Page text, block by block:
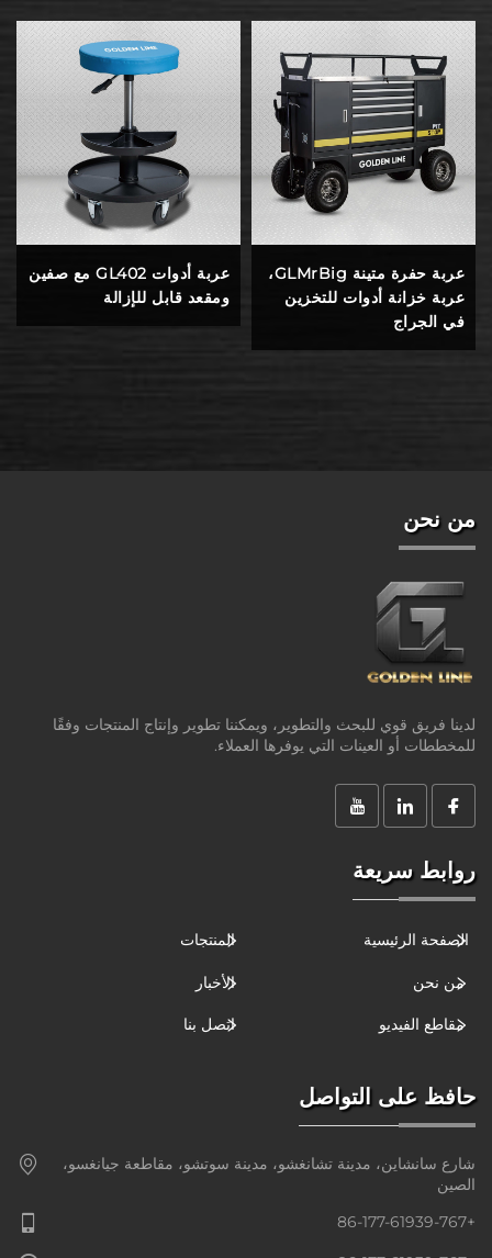
عربة حفرة متينة GLMrBig،
عربة خزانة أدوات للتخزين
في الجراج
عربة أدوات GL402 مع صفين
ومقعد قابل للإزالة
من نحن
لدينا فريق قوي للبحث والتطوير، ويمكننا تطوير وإنتاج المنتجات وفقًا
للمخططات أو العينات التي يوفرها العملاء.
روابط سريعة
الصفحة الرئيسية المنتجات
من نحن الأخبار
مقاطع الفيديو اتصل بنا
حافظ على التواصل
شارع سانشاين، مدينة تشانغشو، مدينة سوتشو، مقاطعة جيانغسو،
الصين
+86-177-61939-767